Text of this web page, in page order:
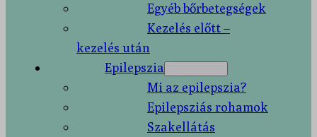
Egyéb bőrbetegségek
Kezelés előtt –
kezelés után
Epilepszia
Mi az epilepszia?
Epilepsziás rohamok
Szakellátás